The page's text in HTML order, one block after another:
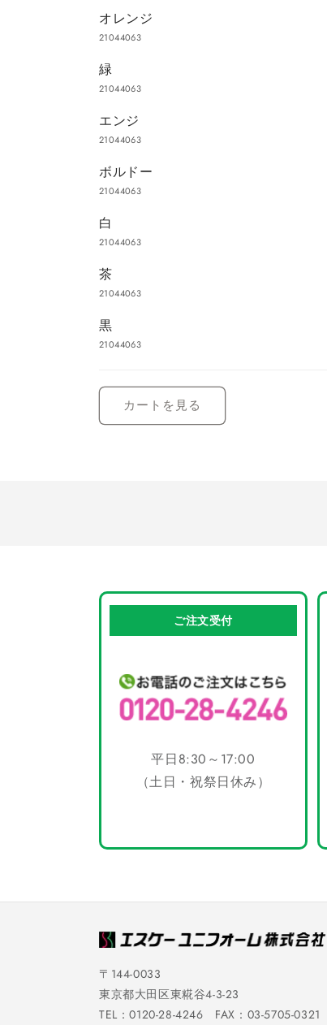
の
カ
ー
ト
オレンジ
21044063
緑
21044063
エンジ
21044063
ボルドー
21044063
白
21044063
茶
21044063
黒
21044063
み
み
カートを見る
ご注文受付
平日8:30～17:00
（土日・祝祭日休み）
〒144-0033
東京都大田区東糀谷4-3-23
TEL：0120-28-4246 FAX：03-5705-0321